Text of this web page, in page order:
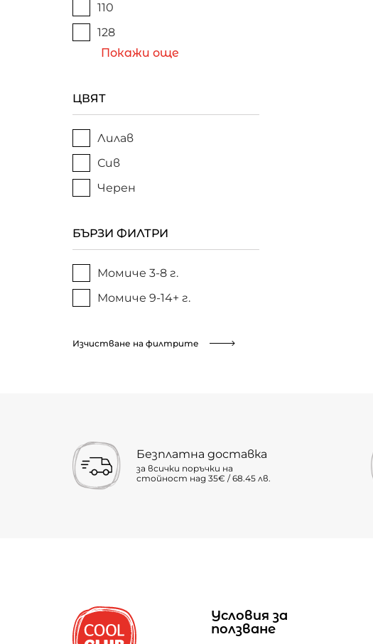
110
128
Покажи още
ЦВЯТ
Лилав
Сив
Черен
БЪРЗИ ФИЛТРИ
Момиче 3-8 г.
Момиче 9-14+ г.
Изчистване на филтрите
Безплатна доставка
за всички поръчки на
стойност над 35€ / 68.45 лв.
Условия за
ползване